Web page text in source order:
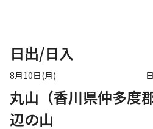
日出/日入
8月10日(月)
丸山（香川県仲多度
辺の山